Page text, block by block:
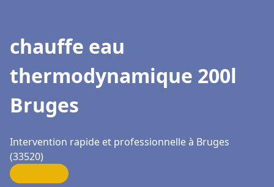
chauffe eau
thermodynamique 200l
Bruges
Intervention rapide et professionnelle à Bruges
(33520)